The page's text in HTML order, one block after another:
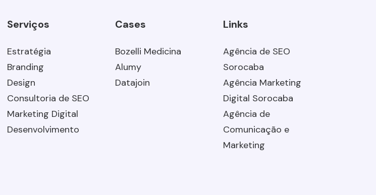
Serviços
Estratégia
Branding
Design
Consultoria de SEO
Marketing Digital
Desenvolvimento
Cases
Bozelli Medicina
Alumy
Datajoin
Links
Agência de SEO
Sorocaba
Agência Marketing
Digital Sorocaba
Agência de
Comunicação e
Marketing